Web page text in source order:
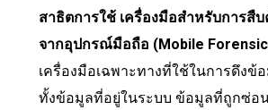
สาธิตการใช้ เครื่องมือสำหรับการสื
จากอุปกรณ์มือถือ (Mobile
เครื่องมือเฉพาะทางที่ใช้ในการดึงข้
ทั้งข้อมูลที่อยู่ในระบบ ข้อมูลที่ถูกซ่อ